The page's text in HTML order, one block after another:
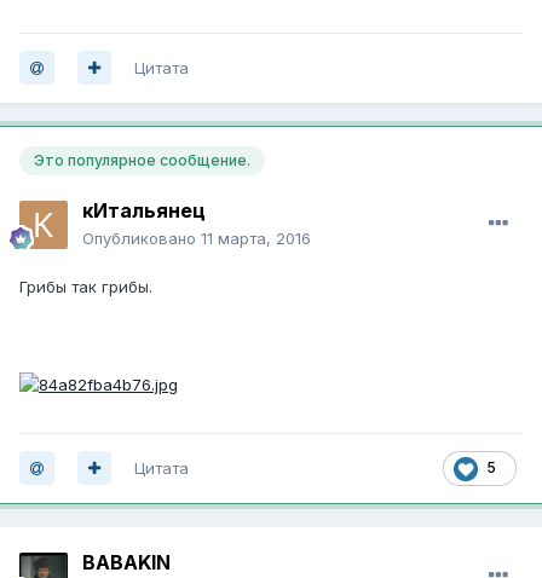
Цитата
Это популярное сообщение.
кИтальянец
Опубликовано 11 марта, 2016
Грибы так грибы.
5
Цитата
BABAKIN